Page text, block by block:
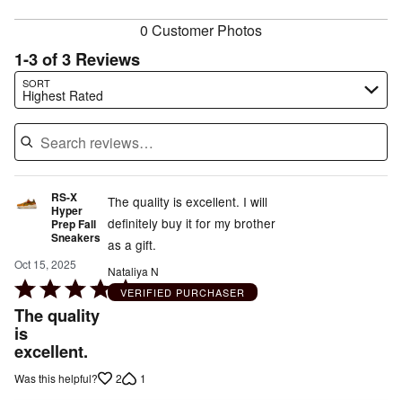
0 Customer Photos
1-3 of 3 Reviews
SORT
Highest Rated
Search reviews…
RS-X
Hyper
Prep Fall
Sneakers
Oct 15, 2025
Rated
5
out
of
5
The quality
is
excellent.
The quality is excellent. I will
definitely buy it for my brother
as a gift.
Nataliya N
VERIFIED PURCHASER
Was this helpful? 2 1